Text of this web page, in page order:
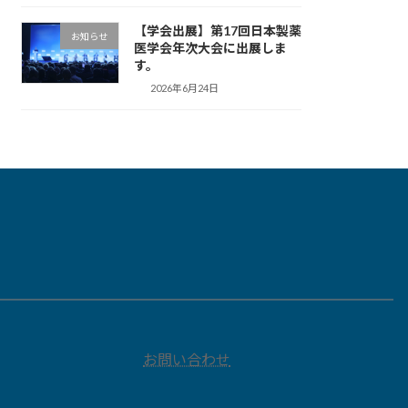
お知らせ
【学会出展】第17回日本製薬
医学会年次大会に出展しま
す。
2026年6月24日
お問い合わせ